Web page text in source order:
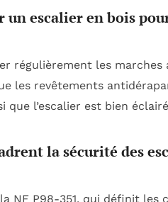
escalier en bois
régulièrement les marches
les revêtements
que l’escalier est bien
la sécurité des
NF P98-351, qui définit les